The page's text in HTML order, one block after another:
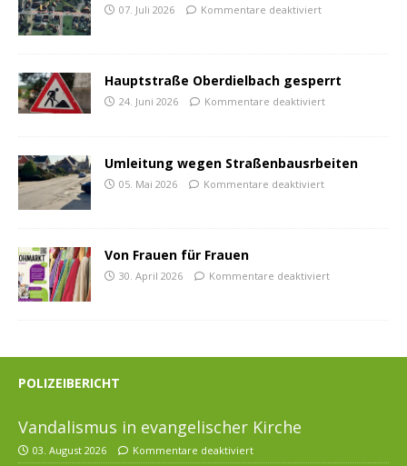
07. Juli 2026 Kommentare deaktiviert
Hauptstraße Oberdielbach gesperrt
24. Juni 2026 Kommentare deaktiviert
Umleitung wegen Straßenbausrbeiten
05. Mai 2026 Kommentare deaktiviert
Von Frauen für Frauen
30. April 2026 Kommentare deaktiviert
POLIZEIBERICHT
Vandalismus in evangelischer Kirche
03. August 2026 Kommentare deaktiviert